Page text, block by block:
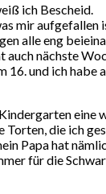
ich Bescheid.
mir aufgefallen
alle eng
auch nächste
16. und ich habe
eine
Torten, die ich
Papa hat
für die